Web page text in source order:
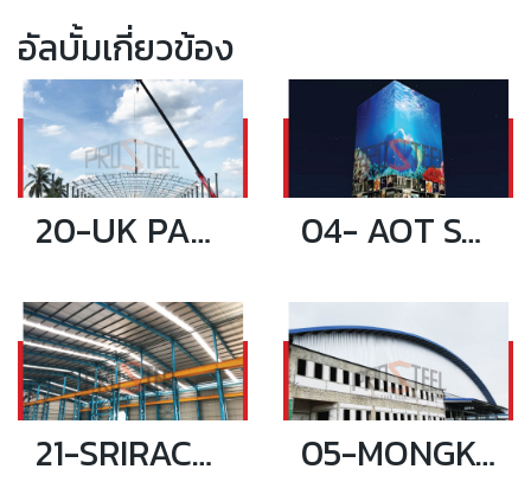
อัลบั้มเกี่ยวข้อง
20-UK PAPER WAREHOUSE 04- AOT STEEL STRUCTURE TOWER
21-SRIRACHA WAREHOUSE (CRANE 32 TON) 05-MONGKOL PISARN FACTORY